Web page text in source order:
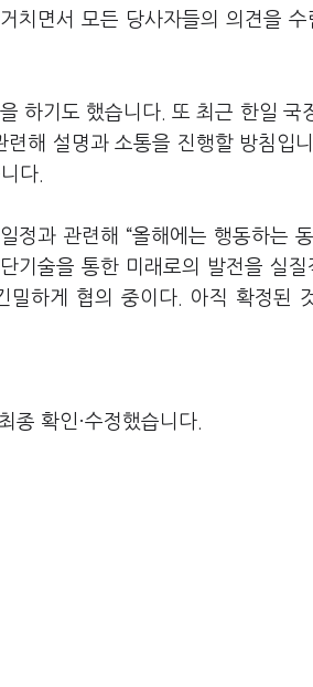
치면서 모든 당사자들의 의견을 수
하기도 했습니다. 또 최근 한일 국
해 설명과 소통을 진행할 방침입
다.
정과 관련해 “올해에는 행동하는
기술을 통한 미래로의 발전을 실질
밀하게 협의 중이다. 아직 확정된
종 확인·수정했습니다.